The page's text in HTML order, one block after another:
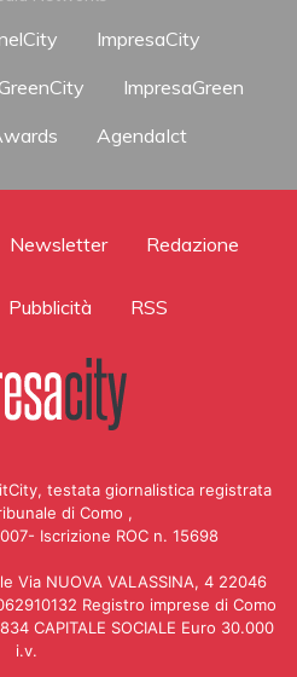
ImpresaCity
GreenCity
ImpresaGreen
AgendaIct
Newsletter Redazione
Pubblicità RSS
testata giornalistica registrata
di Como ,
Iscrizione ROC n. 15698
Via NUOVA VALASSINA, 4 22046
Registro imprese di Como
CAPITALE SOCIALE Euro 30.000
i.v.